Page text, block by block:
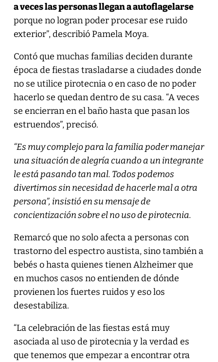
a veces las personas llegan a autoflagelarse
porque no logran poder procesar ese ruido
exterior”, describió Pamela Moya.
Contó que muchas familias deciden durante
época de fiestas trasladarse a ciudades donde
no se utilice pirotecnia o en caso de no poder
hacerlo se quedan dentro de su casa. “A veces
se encierran en el baño hasta que pasan los
estruendos”, precisó.
“Es muy complejo para la familia poder manejar
una situación de alegría cuando a un integrante
le está pasando tan mal. Todos podemos
divertirnos sin necesidad de hacerle mal a otra
persona”, insistió en su mensaje de
concientización sobre el no uso de pirotecnia.
Remarcó que no solo afecta a personas con
trastorno del espectro austista, sino también a
bebés o hasta quienes tienen Alzheimer que
en muchos casos no entienden de dónde
provienen los fuertes ruidos y eso los
desestabiliza.
“La celebración de las fiestas está muy
asociada al uso de pirotecnia y la verdad es
que tenemos que empezar a encontrar otra